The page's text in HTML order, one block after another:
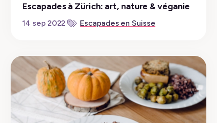
Escapades à Zürich: art, nature & véganie
14 sep 2022 Escapades en Suisse